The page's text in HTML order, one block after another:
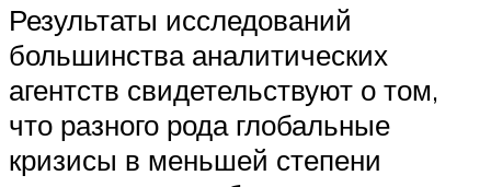
Результаты исследований
большинства аналитических
агентств свидетельствуют о том,
что разного рода глобальные
кризисы в меньшей степени